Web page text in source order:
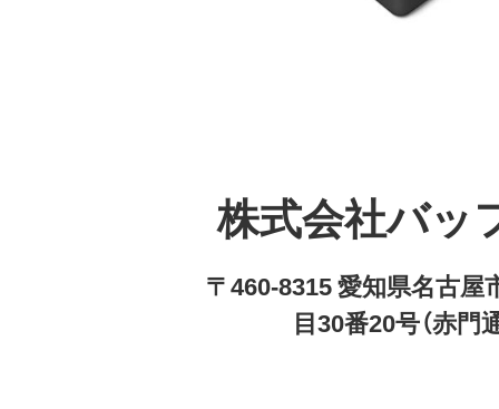
株式会社バッ
〒460-8315 愛知県名古屋
目30番20号（赤門